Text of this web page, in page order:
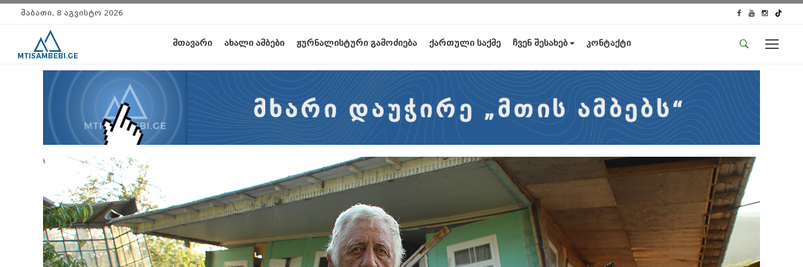
საიტის მენიუ
მთავარი
ახალი ამბები
ჟურნალისტური გამოძიება
ქართული საქმე
კონტაქტი
სოციალური ქსელები
შაბათი, 8 აგვისტო 2026
მთავარი ახალი ამბები ჟურნალისტური გამოძიება ქართული საქმე ჩვენ შესახებ კონტაქტი